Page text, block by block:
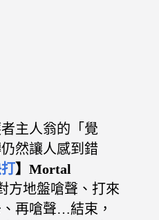
主人翁的「覺
然讓人感到錯
】Mortal
方地盤嗆聲、打來
再嗆聲…結束，